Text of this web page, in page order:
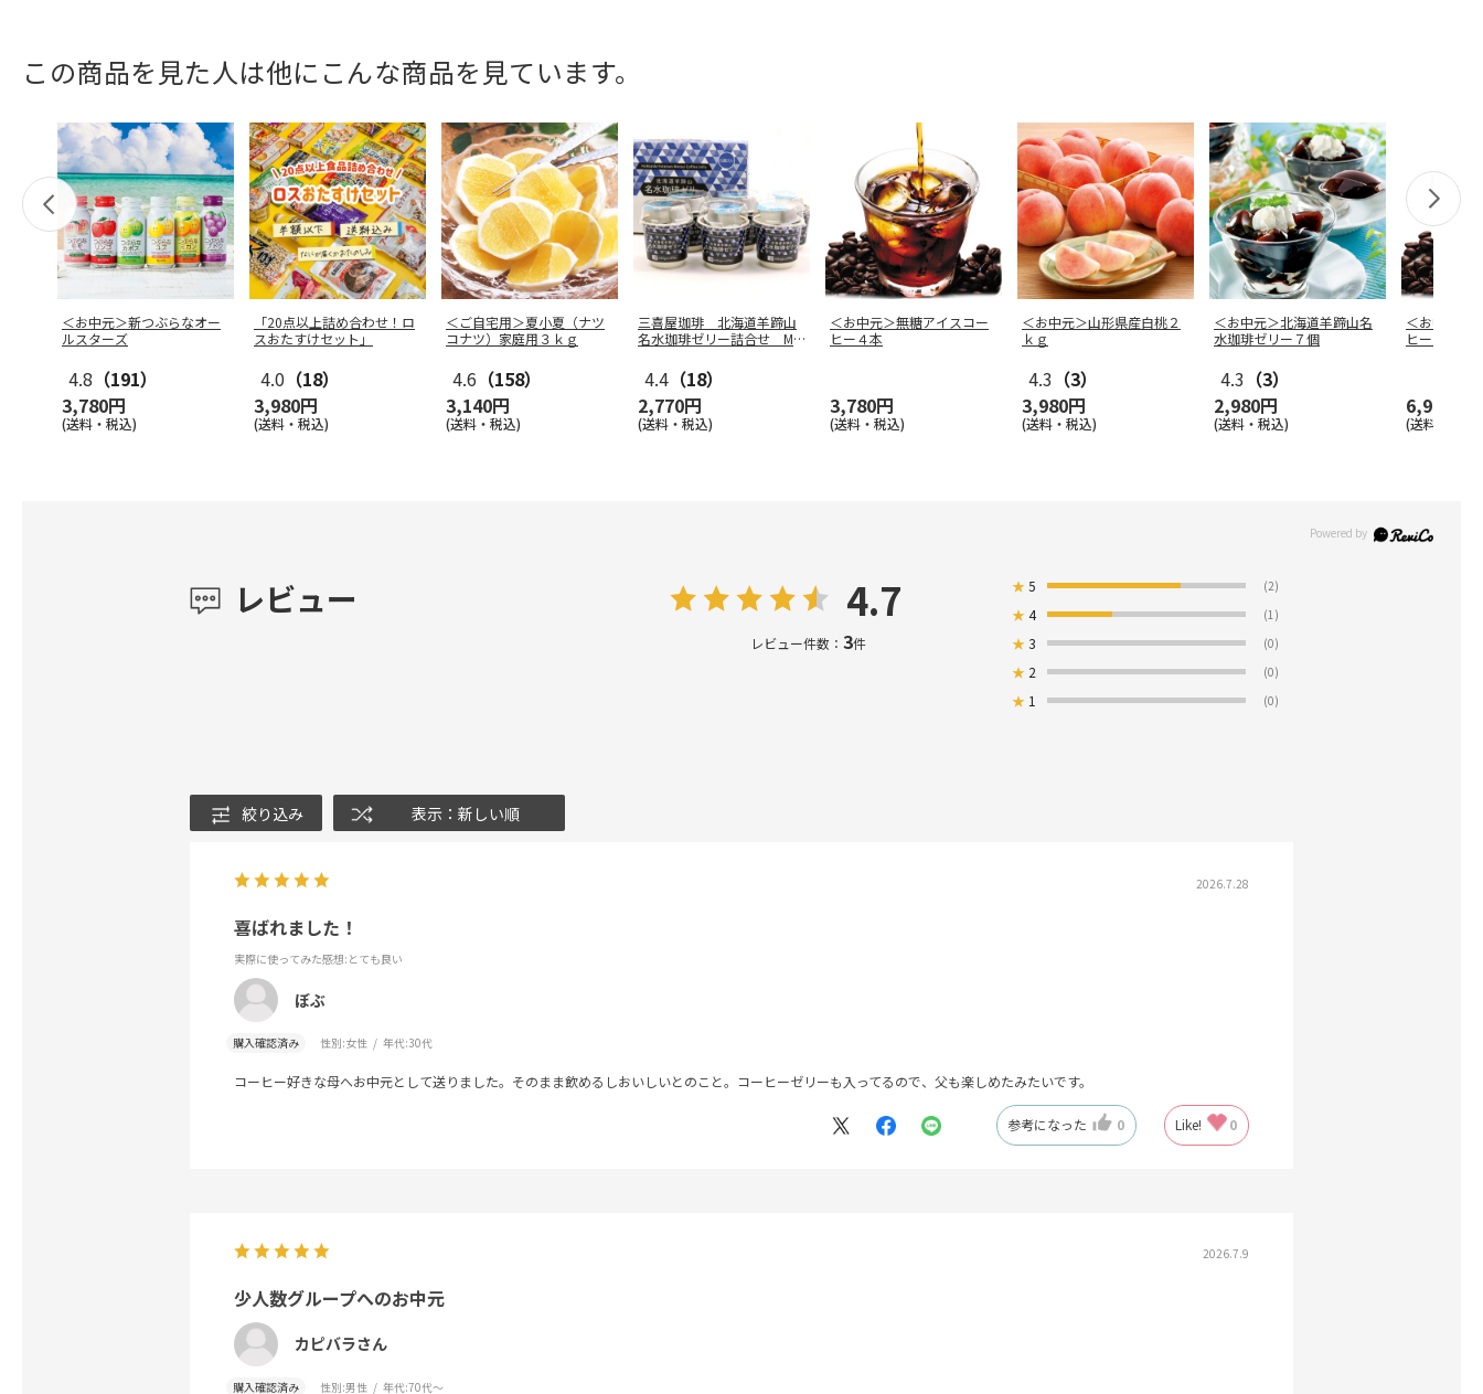
この商品を見た人は他にこんな商品を見ています。
＜お中元＞新つぶらなオー
ルスターズ
4.8 （191）
3,780円
(送料・税込)
「20点以上詰め合わせ！ロ
スおたすけセット」
4.0 （18）
3,980円
(送料・税込)
＜ご自宅用＞夏小夏（ナツ
コナツ）家庭用３ｋｇ
4.6 （158）
3,140円
(送料・税込)
三喜屋珈琲 北海道羊蹄山
名水珈琲ゼリー詰合せ MC
4.4 （18）
2,770円
(送料・税込)
＜お中元＞無糖アイスコー
ヒー４本
3,780円
(送料・税込)
＜お中元＞山形県産白桃２
ｋｇ
4.3 （3）
3,980円
(送料・税込)
＜お中元＞北海道羊蹄山名
水珈琲ゼリー７個
4.3 （3）
2,980円
(送料・税込)
＜お中元＞
ヒー１２本
6,980円
(送料・税込)
レビュー 4.7
レビュー件数： 3件
★5 (2)
★4 (1)
★3 (0)
★ 2 (0)
★ 1 (0)
絞り込み 表示：新しい順
2026.7.28
喜ばれました！
実際に使ってみた感想:とても良い
ぼぶ
購入確認済み 性別:女性 年代:30代
コーヒー好きな母へお中元として送りました。そのまま飲めるしおいしいとのこと。コーヒーゼリーも入ってるので、父も楽しめたみたいです。
参考になった 0 Like! 0
2026.7.9
少人数グループへのお中元
カピバラさん
購入確認済み 性別:男性 年代:70代～